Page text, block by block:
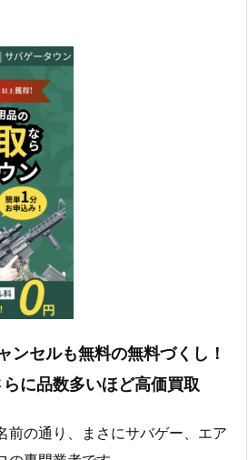
ンセルも無料の無料づくし！
に品数多いほど高価買取
前の通り、まさにサバゲー、エア